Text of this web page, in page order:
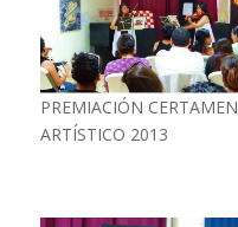
PREMIACIÓN CERTAMEN
ARTÍSTICO 2013